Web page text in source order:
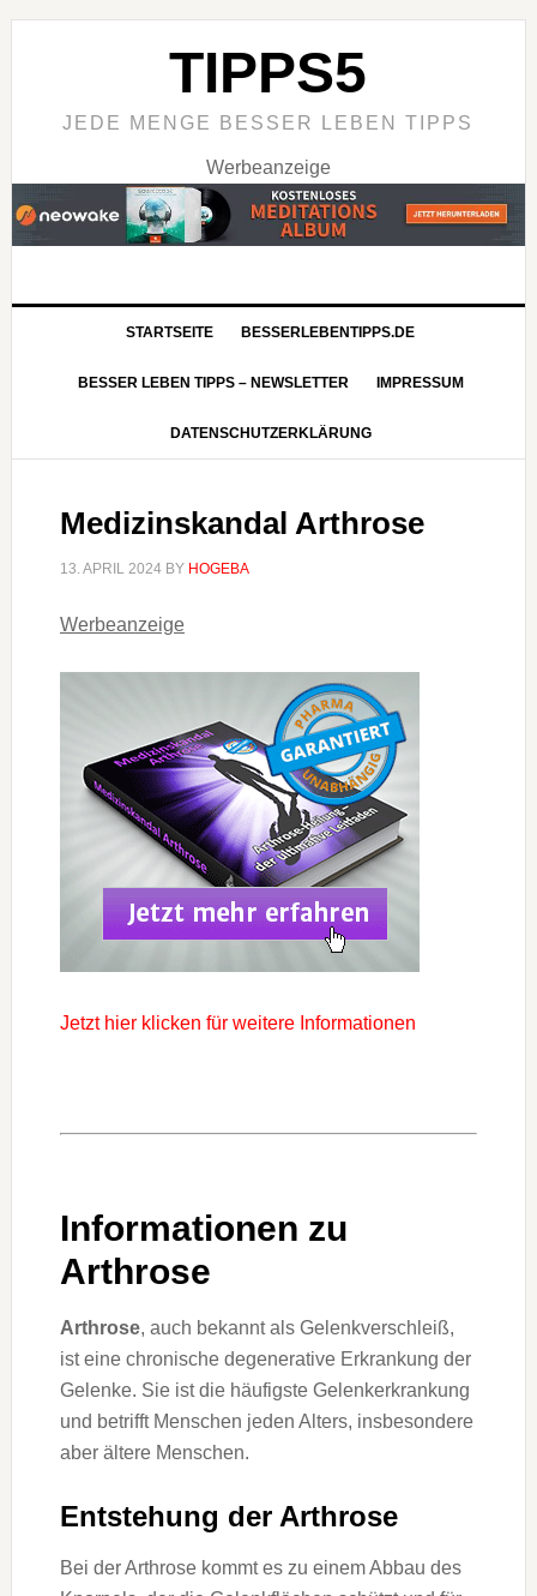
TIPPS5
JEDE MENGE BESSER LEBEN TIPPS
Werbeanzeige
STARTSEITE BESSERLEBENTIPPS.DE
BESSER LEBEN TIPPS – NEWSLETTER IMPRESSUM
DATENSCHUTZERKLÄRUNG
Medizinskandal Arthrose
13. APRIL 2024BY HOGEBA
Werbeanzeige
Jetzt hier klicken für weitere Informationen
Informationen zu
Arthrose
Arthrose, auch bekannt als Gelenkverschleiß,
ist eine chronische degenerative Erkrankung der
Gelenke. Sie ist die häufigste Gelenkerkrankung
und betrifft Menschen jeden Alters, insbesondere
aber ältere Menschen.
Entstehung der Arthrose
Bei der Arthrose kommt es zu einem Abbau des